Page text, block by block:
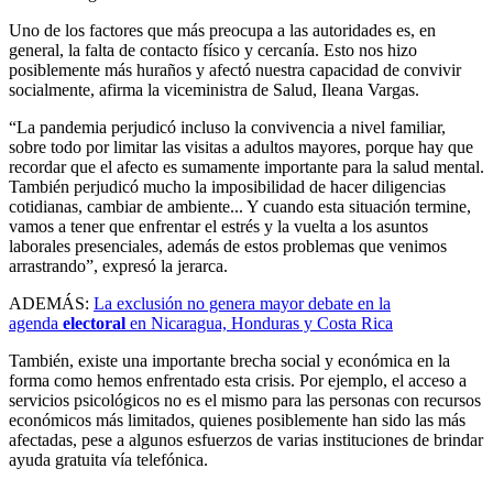
Uno de los factores que más preocupa a las autoridades es, en
general, la falta de contacto físico y cercanía. Esto nos hizo
posiblemente más huraños y afectó nuestra capacidad de convivir
socialmente, afirma la viceministra de Salud, Ileana Vargas.
“La pandemia perjudicó incluso la convivencia a nivel familiar,
sobre todo por limitar las visitas a adultos mayores, porque hay que
recordar que el afecto es sumamente importante para la salud mental.
También perjudicó mucho la imposibilidad de hacer diligencias
cotidianas, cambiar de ambiente... Y cuando esta situación termine,
vamos a tener que enfrentar el estrés y la vuelta a los asuntos
laborales presenciales, además de estos problemas que venimos
arrastrando”, expresó la jerarca.
ADEMÁS: La exclusión no genera mayor debate en la
agenda electoral en Nicaragua, Honduras y Costa Rica
También, existe una importante brecha social y económica en la
forma como hemos enfrentado esta crisis. Por ejemplo, el acceso a
servicios psicológicos no es el mismo para las personas con recursos
económicos más limitados, quienes posiblemente han sido las más
afectadas, pese a algunos esfuerzos de varias instituciones de brindar
ayuda gratuita vía telefónica.